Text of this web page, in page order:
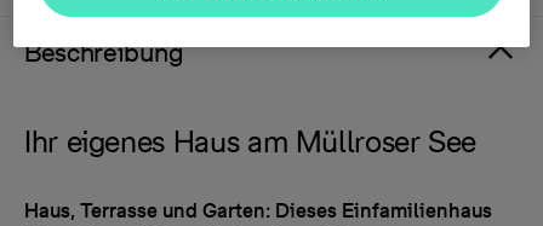
Beschreibung
Ihr eigenes Haus am Müllroser See
Haus, Terrasse und Garten: Dieses Einfamilienhaus